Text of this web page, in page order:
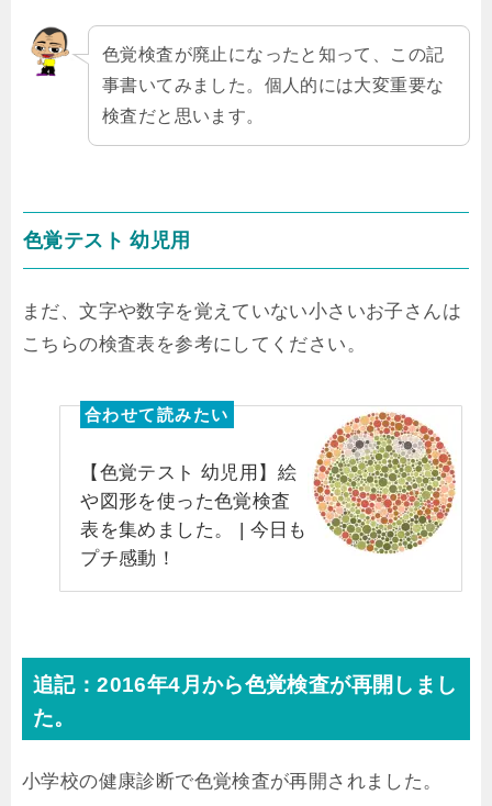
色覚検査が廃止になったと知って、この記
事書いてみました。個人的には大変重要な
検査だと思います。
色覚テスト 幼児用
まだ、文字や数字を覚えていない小さいお子さんは
こちらの検査表を参考にしてください。
【色覚テスト 幼児用】絵
や図形を使った色覚検査
表を集めました。 | 今日も
プチ感動！
追記：2016年4月から色覚検査が再開しまし
た。
小学校の健康診断で色覚検査が再開されました。